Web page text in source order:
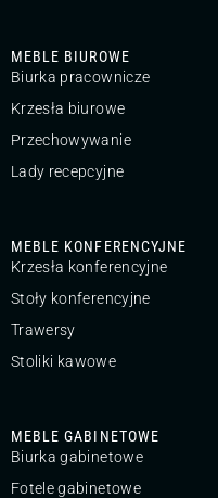
MEBLE BIUROWE
Biurka pracownicze
Krzesła biurowe
Przechowywanie
Lady recepcyjne
MEBLE KONFERENCYJNE
Krzesła konferencyjne
Stoły konferencyjne
Trawersy
Stoliki kawowe
MEBLE GABINETOWE
Biurka gabinetowe
Fotele gabinetowe